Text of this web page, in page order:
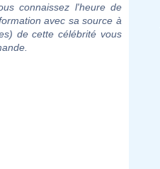
connaissez l'heure de
avec sa source à
de cette célébrité vous